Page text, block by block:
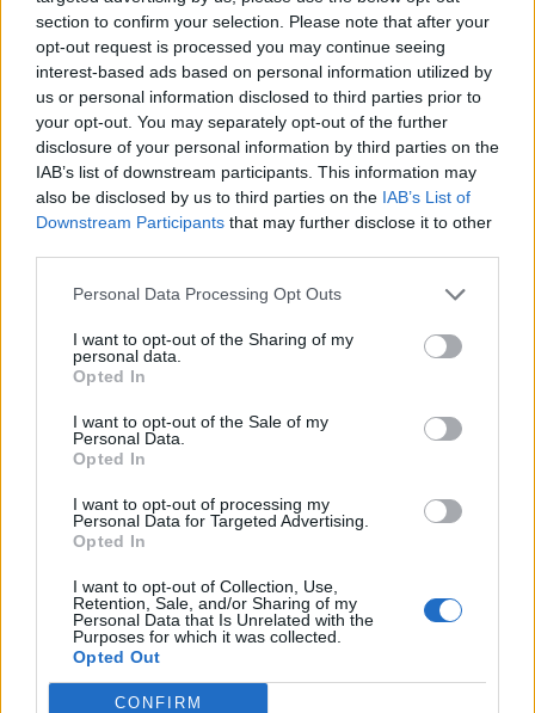
section to confirm your selection. Please note that after your
opt-out request is processed you may continue seeing
interest-based ads based on personal information utilized by
us or personal information disclosed to third parties prior to
your opt-out. You may separately opt-out of the further
disclosure of your personal information by third parties on the
IAB’s list of downstream participants. This information may
also be disclosed by us to third parties on the IAB’s List of
Downstream Participants that may further disclose it to other
Personal Data Processing Opt Outs
I want to opt-out of the Sharing of my
personal data.
Opted In
I want to opt-out of the Sale of my
Personal Data.
Opted In
I want to opt-out of processing my
Personal Data for Targeted Advertising.
Opted In
I want to opt-out of Collection, Use,
Retention, Sale, and/or Sharing of my
Personal Data that Is Unrelated with the
Purposes for which it was collected.
Opted Out
CONFIRM
2023-12-12 20:10
Dainininkė Vilija Matačiūnaitė
gurmaniškame Klaipėdos jaunimo teatro
spektaklyje „Žmogaus balsas“